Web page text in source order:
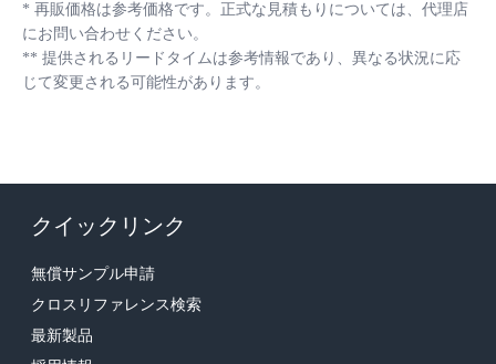
* 再販価格は参考価格です。正式な見積もりについては、代理店
にお問い合わせください。
** 提供されるリードタイムは参考情報であり、異なる状況に応
じて変更される可能性があります。
クイックリンク
無償サンプル申請
クロスリファレンス検索
最新製品